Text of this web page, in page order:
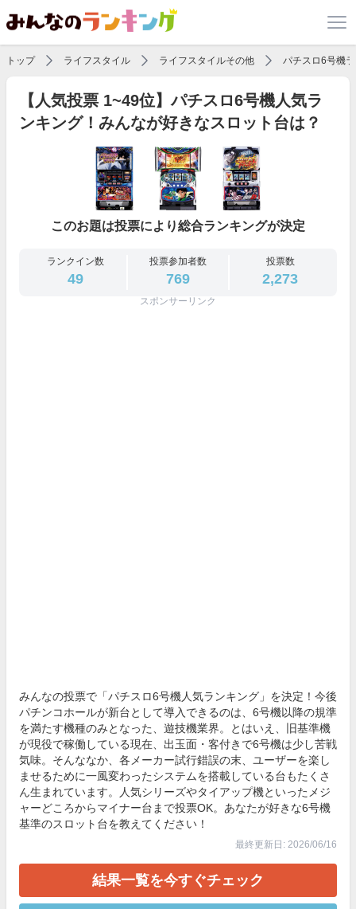
トップ ライフスタイル ライフスタイルその他 パチスロ6号機
【人気投票 1~49位】パチスロ6号機人気ラ
ンキング！みんなが好きなスロット台は？
このお題は投票により総合ランキングが決定
ランクイン数
49
投票参加者数
769
投票数
2,273
スポンサーリンク
みんなの投票で「パチスロ6号機人気ランキング」を決定！今後
パチンコホールが新台として導入できるのは、6号機以降の規準
を満たす機種のみとなった、遊技機業界。とはいえ、旧基準機
が現役で稼働している現在、出玉面・客付きで6号機は少し苦戦
気味。そんななか、各メーカー試行錯誤の末、ユーザーを楽し
ませるために一風変わったシステムを搭載している台もたくさ
ん生まれています。人気シリーズやタイアップ機といったメジ
ャーどころからマイナー台まで投票OK。あなたが好きな6号機
基準のスロット台を教えてください！
最終更新日: 2026/06/16
結果一覧を今すぐチェック